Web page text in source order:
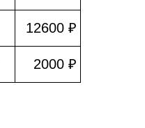
12600 ₽
2000 ₽